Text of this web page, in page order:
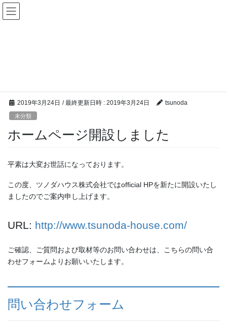
コ
ン
ッ
ナ
ビ
移
2019年3月24日 / 最終更新日時 : 2019年3月24日 tsunoda
未分類
ホームページ開設しました
平素は大変お世話になっております。
この度、ツノダハウス株式会社ではofficial HPを新たに開設いたし
ましたのでご案内申し上げます。
URL: http://www.tsunoda-house.com/
ご確認、ご質問および取材等のお問い合わせは、こちらの問い合
わせフォームよりお願いいたします。
問い合わせフォーム